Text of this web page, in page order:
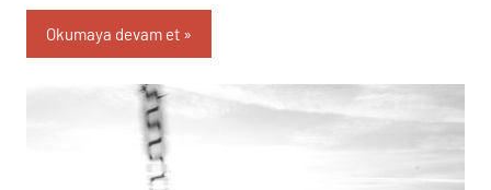
Okumaya devam et